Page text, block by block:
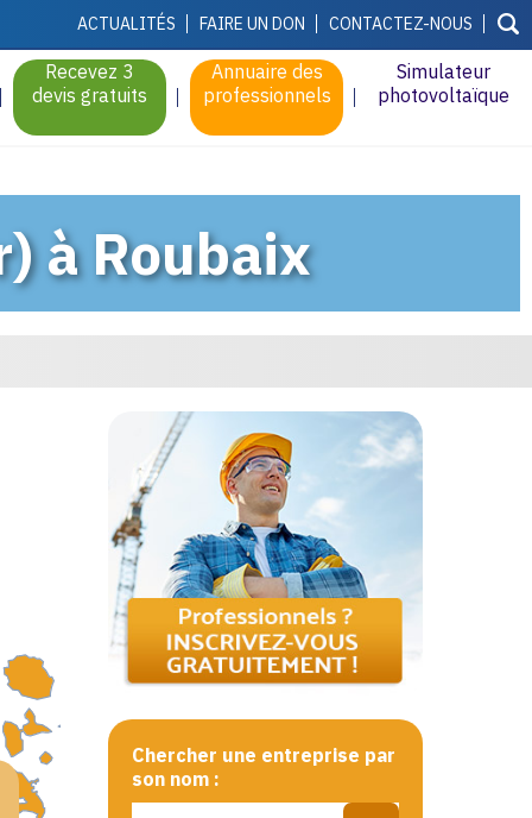
ACTUALITÉS FAIRE UN DON CONTACTEZ-NOUS
Recevez 3
devis gratuits
Annuaire des
professionnels
Simulateur
photovoltaïque
à Roubaix
Chercher une entreprise par
son nom :